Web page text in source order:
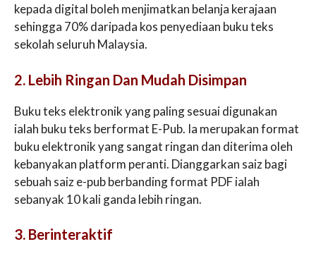
kepada digital boleh menjimatkan belanja kerajaan
sehingga 70% daripada kos penyediaan buku teks
sekolah seluruh Malaysia.
2. Lebih Ringan Dan Mudah Disimpan
Buku teks elektronik yang paling sesuai digunakan
ialah buku teks berformat E-Pub. Ia merupakan format
buku elektronik yang sangat ringan dan diterima oleh
kebanyakan platform peranti. Dianggarkan saiz bagi
sebuah saiz e-pub berbanding format PDF ialah
sebanyak 10 kali ganda lebih ringan.
3. Berinteraktif